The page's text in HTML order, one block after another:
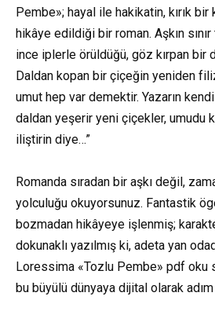
Pembe»; hayal ile hakikatin, kırık
hikâye edildiği bir roman. Aşkın sınır
ince iplerle örüldüğü, göz kırpan bir
Daldan kopan bir çiçeğin yeniden
umut hep var demektir. Yazarın
daldan yeşerir yeni çiçekler, umudu
iliştirin diye…”
Romanda sıradan bir aşkı değil,
yolculuğu okuyorsunuz. Fantastik
bozmadan hikâyeye işlenmiş;
dokunaklı yazılmış ki, adeta yan
Loressima «Tozlu Pembe» pdf oku
bu büyülü dünyaya dijital olarak